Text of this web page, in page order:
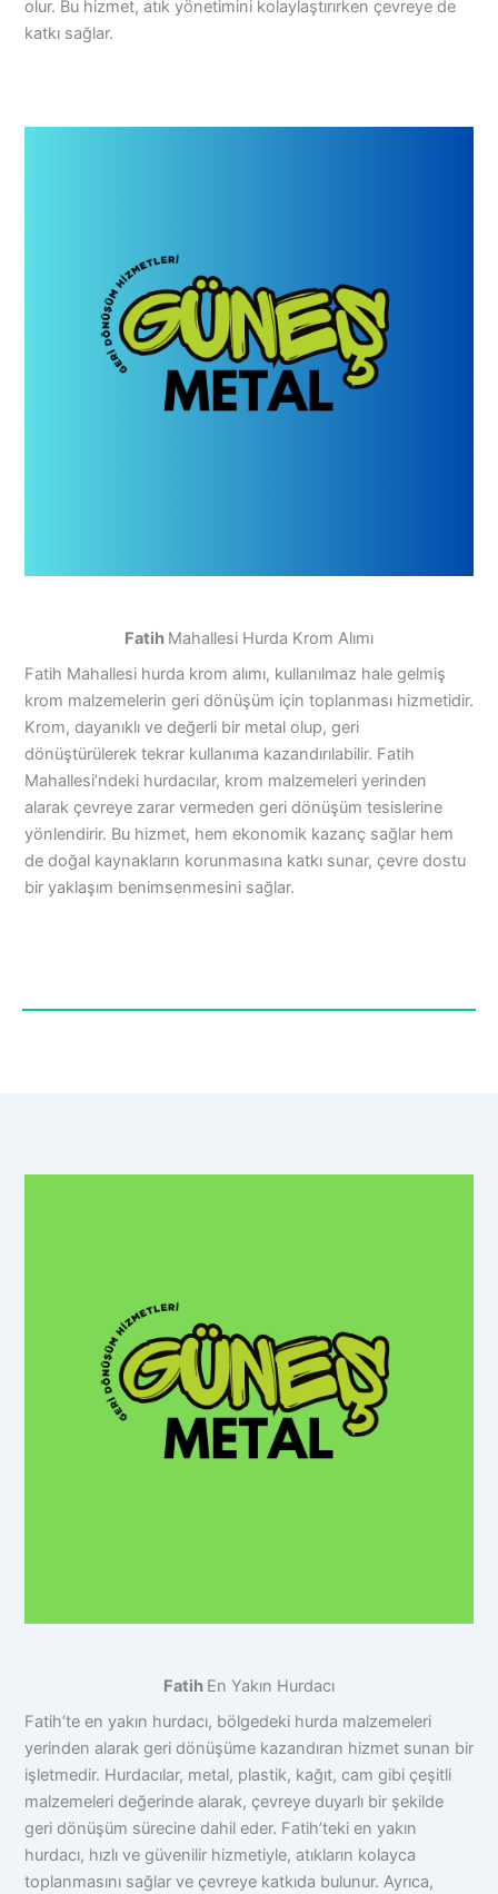
olur. Bu hizmet, atık yönetimini kolaylaştırırken çevreye de
katkı sağlar.
Fatih Mahallesi Hurda Krom Alımı
Fatih Mahallesi hurda krom alımı, kullanılmaz hale gelmiş
krom malzemelerin geri dönüşüm için toplanması hizmetidir.
Krom, dayanıklı ve değerli bir metal olup, geri
dönüştürülerek tekrar kullanıma kazandırılabilir. Fatih
Mahallesi’ndeki hurdacılar, krom malzemeleri yerinden
alarak çevreye zarar vermeden geri dönüşüm tesislerine
yönlendirir. Bu hizmet, hem ekonomik kazanç sağlar hem
de doğal kaynakların korunmasına katkı sunar, çevre dostu
bir yaklaşım benimsenmesini sağlar.
Fatih En Yakın Hurdacı
Fatih’te en yakın hurdacı, bölgedeki hurda malzemeleri
yerinden alarak geri dönüşüme kazandıran hizmet sunan bir
işletmedir. Hurdacılar, metal, plastik, kağıt, cam gibi çeşitli
malzemeleri değerinde alarak, çevreye duyarlı bir şekilde
geri dönüşüm sürecine dahil eder. Fatih’teki en yakın
hurdacı, hızlı ve güvenilir hizmetiyle, atıkların kolayca
toplanmasını sağlar ve çevreye katkıda bulunur. Ayrıca,